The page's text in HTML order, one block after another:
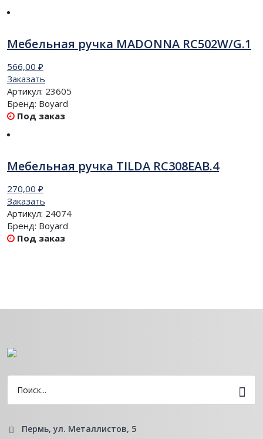
Мебельная ручка MADONNA RC502W/G.1
566,00 ₽
Заказать
Артикул: 23605
Бренд: Boyard
Под заказ
Мебельная ручка TILDA RC308EAB.4
270,00 ₽
Заказать
Артикул: 24074
Бренд: Boyard
Под заказ
Пермь, ул. Металлистов, 5